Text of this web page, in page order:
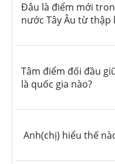
Đâu là điểm mới
nước Tây Âu từ thập
Tâm điểm đối đầu
là quốc gia nào?
Anh(chị) hiểu thế